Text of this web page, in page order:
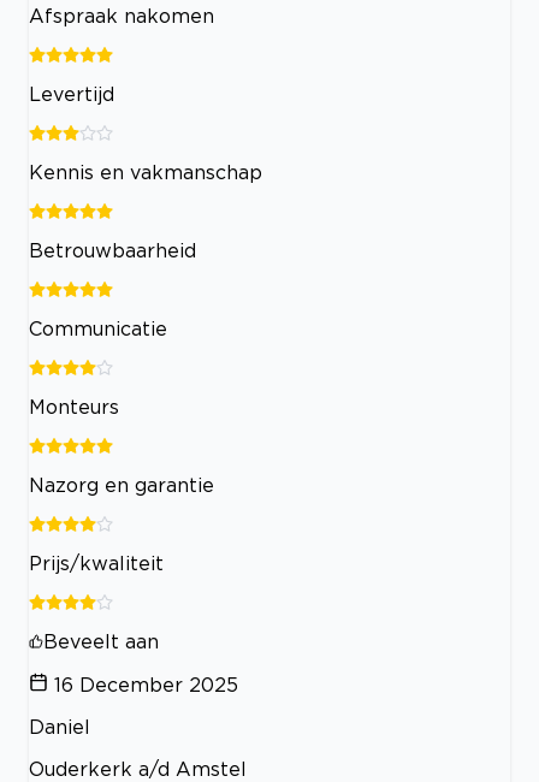
Afspraak nakomen
Levertijd
Kennis en vakmanschap
Betrouwbaarheid
Communicatie
Monteurs
Nazorg en garantie
Prijs/kwaliteit
Beveelt aan
16 December 2025
Daniel
Ouderkerk a/d Amstel